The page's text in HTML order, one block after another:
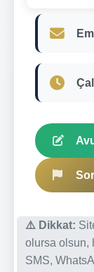
⚠️ Dikkat:
olursa olsun,
SMS,